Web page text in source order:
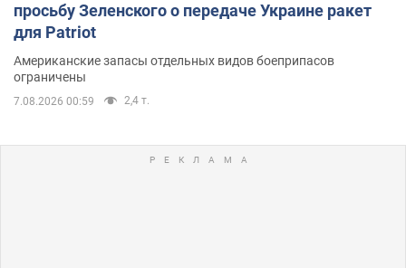
просьбу Зеленского о передаче Украине ракет
для Patriot
Американские запасы отдельных видов боеприпасов
ограничены
7.08.2026 00:59 2,4 т.